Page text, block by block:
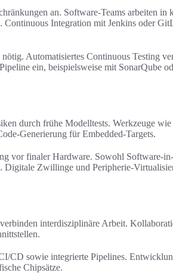
an. Software-Teams arbeiten in
Continuous Integration mit Jenkins oder
Automatisiertes Continuous Testing
ein, beispielsweise mit SonarQube
durch frühe Modelltests. Werkzeuge
Generierung für Embedded-Targets.
vor finaler Hardware. Sowohl Software-
Digitale Zwillinge und Peripherie-
interdisziplinäre Arbeit.
CD sowie integrierte Pipelines.
Chipsätze.